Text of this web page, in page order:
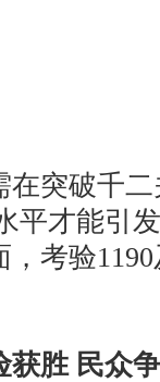
突破千二
平才能引
考验
获胜 民众